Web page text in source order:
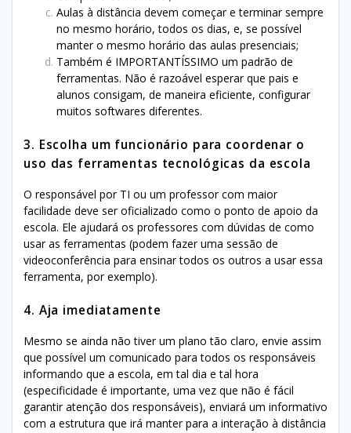
Aulas à distância devem começar e terminar sempre
no mesmo horário, todos os dias, e, se possível
manter o mesmo horário das aulas presenciais;
Também é IMPORTANTÍSSIMO um padrão de
ferramentas. Não é razoável esperar que pais e
alunos consigam, de maneira eficiente, configurar
muitos softwares diferentes.
3. Escolha um funcionário para coordenar o
uso das ferramentas tecnológicas da escola
O responsável por TI ou um professor com maior
facilidade deve ser oficializado como o ponto de apoio da
escola. Ele ajudará os professores com dúvidas de como
usar as ferramentas (podem fazer uma sessão de
videoconferência para ensinar todos os outros a usar essa
ferramenta, por exemplo).
4. Aja imediatamente
Mesmo se ainda não tiver um plano tão claro, envie assim
que possível um comunicado para todos os responsáveis
informando que a escola, em tal dia e tal hora
(especificidade é importante, uma vez que não é fácil
garantir atenção dos responsáveis), enviará um informativo
com a estrutura que irá manter para a interação à distância